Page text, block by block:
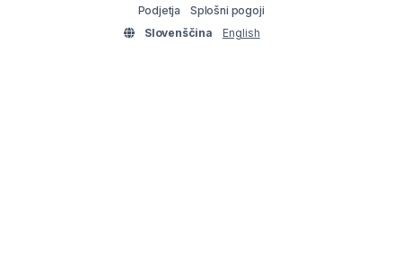
Podjetja
Splošni pogoji
Slovenščina
English